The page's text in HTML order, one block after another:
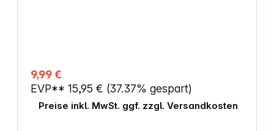
9,99 €
EVP** 15,95 € (37.37% gespart)
Preise inkl. MwSt. ggf. zzgl. Versandkosten